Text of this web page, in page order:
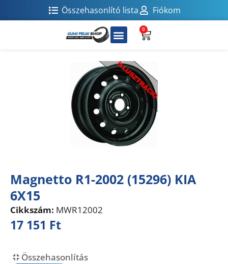
Összehasonlító lista Fiókom
0
Magnetto R1-2002 (15296) KIA
6X15
Cikkszám: MWR12002
17 151 Ft
Összehasonlítás